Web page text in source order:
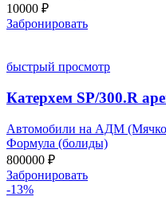
10000 ₽
Забронировать
быстрый просмотр
Катерхем SP/300.R
Автомобили на АДМ
Формула (болиды)
800000 ₽
Забронировать
-13%